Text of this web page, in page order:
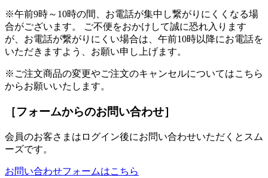
※午前9時～10時の間、お電話が集中し繋がりにくくなる場
合がございます。 ご不便をおかけして誠に恐れ入ります
が、お電話が繋がりにくい場合は、午前10時以降にお電話を
いただきますよう、お願い申し上げます。
※ご注文商品の変更やご注文のキャンセルについてはこちら
からお願いいたします。
［フォームからのお問い合わせ］
会員のお客さまはログイン後にお問い合わせいただくとスム
ーズです。
お問い合わせフォームはこちら